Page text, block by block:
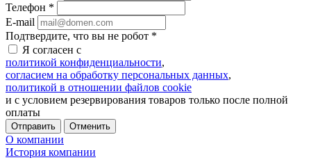
Телефон *
E-mail
Подтвердите, что вы не робот *
Я согласен с
политикой конфиденциальности,
согласием на обработку персональных данных,
политикой в отношении файлов cookie
и с условием резервирования товаров только после полной
оплаты
Отменить
О компании
История компании